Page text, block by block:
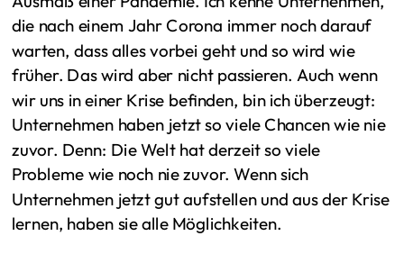
die nach einem Jahr Corona immer noch darauf
warten, dass alles vorbei geht und so wird wie
früher. Das wird aber nicht passieren. Auch wenn
wir uns in einer Krise befinden, bin ich überzeugt:
Unternehmen haben jetzt so viele Chancen wie nie
zuvor. Denn: Die Welt hat derzeit so viele
Probleme wie noch nie zuvor. Wenn sich
Unternehmen jetzt gut aufstellen und aus der Krise
lernen, haben sie alle Möglichkeiten.